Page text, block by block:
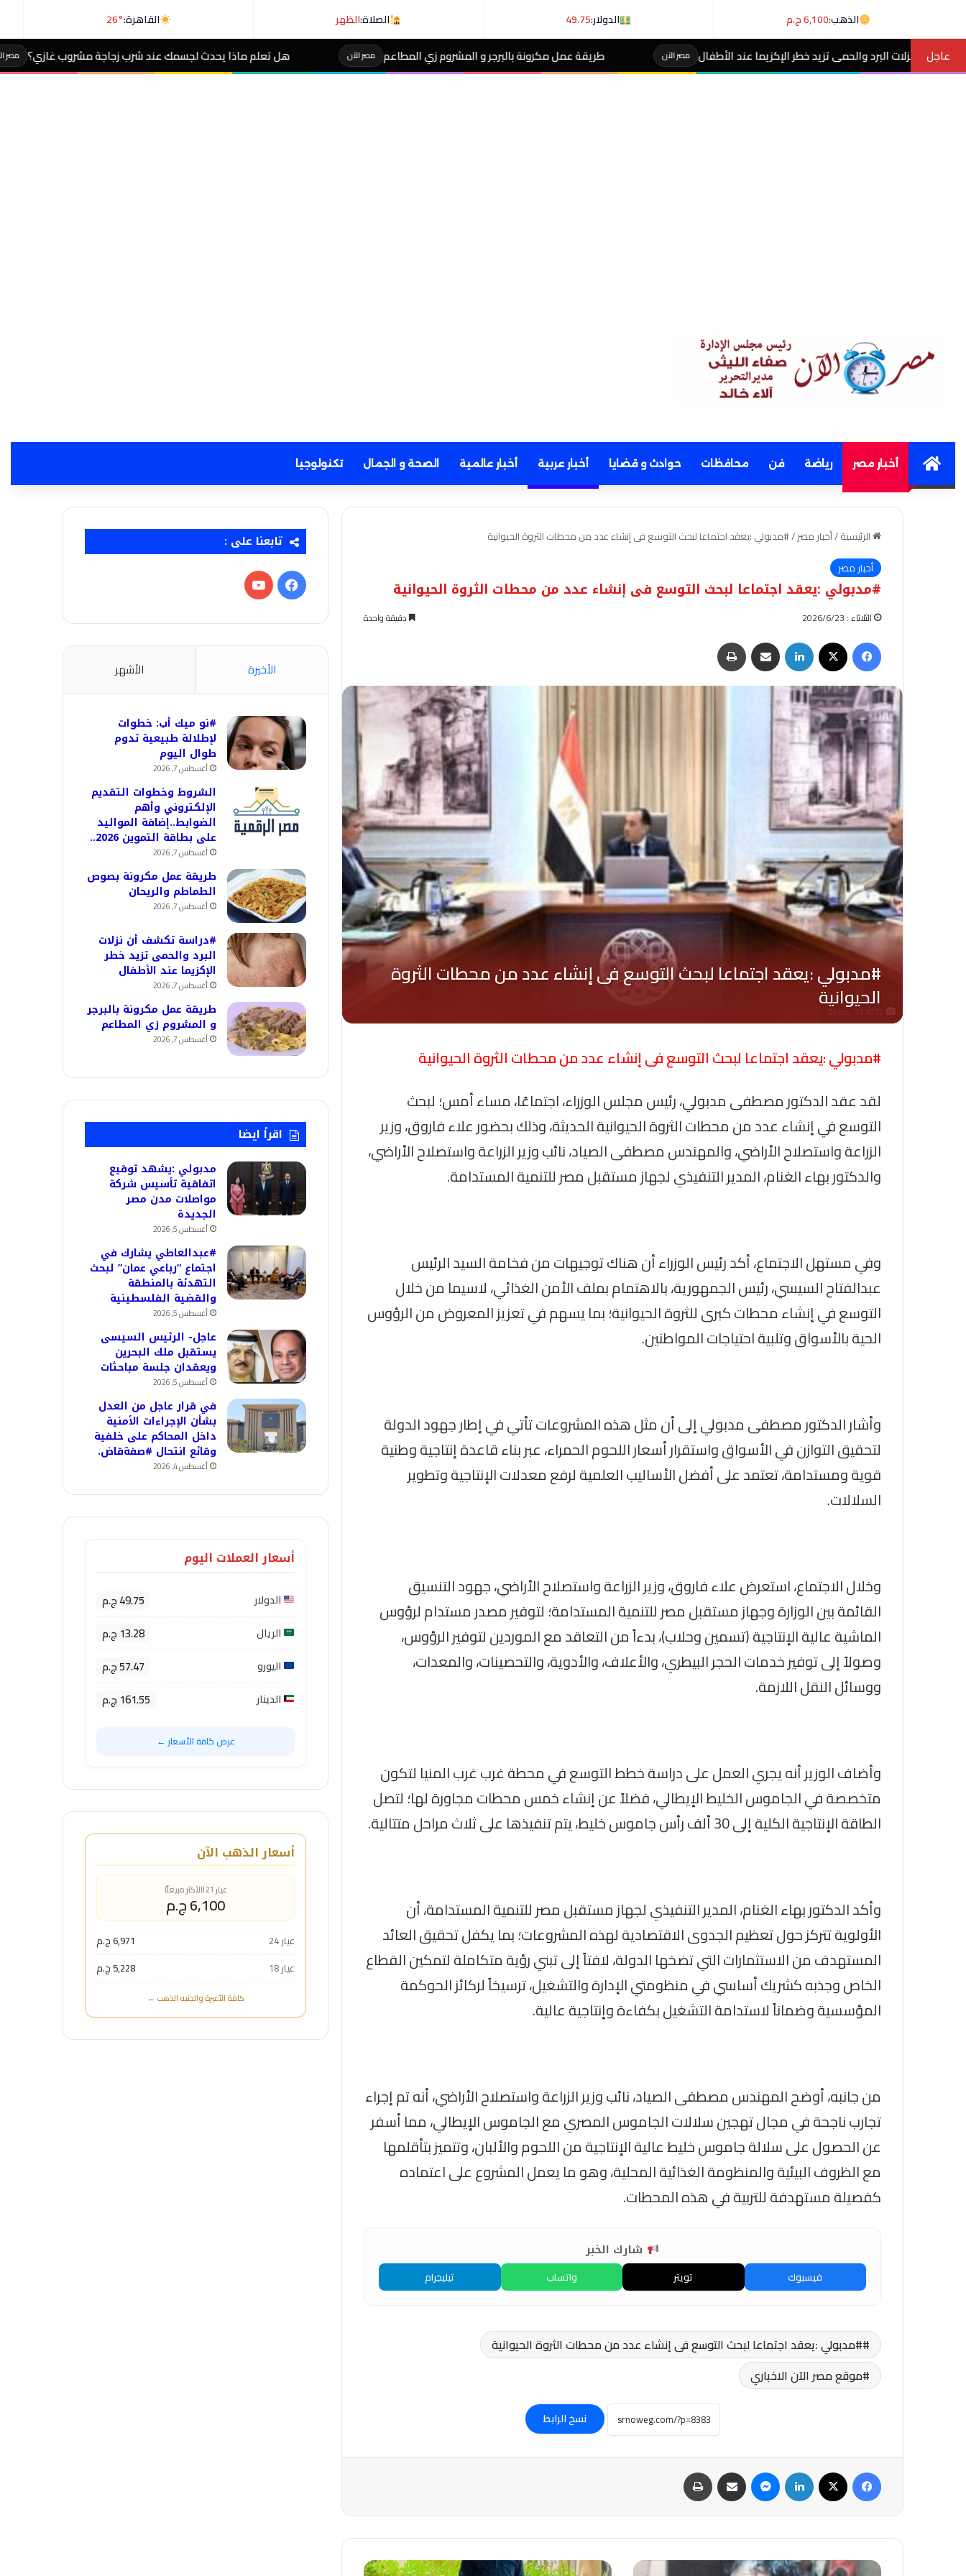
الذهب:6,100 ج.م الدولار:49.75 الصلاة:الظهر القاهرة:26°
عاجلتزيد خطر الإكزيما عند الأطفال مصر الآن طريقة عمل مكرونة بالبرجر و المشروم زي المطاعم مصر الآن هل تعلم ماذا يحدث لجسمك عند شرب زجاجة مشروب غازي؟ مصر الآن
Homeأخبار مصر رياضة فن محافظات حوادث و قضايا أخبار عربية أخبار عالمية الصحة و الجمال تكنولوجيا
الرئيسية/أخبار مصر/#مدبولي :يعقد اجتماعا لبحث التوسع فى إنشاء عدد من محطات الثروة الحيوانية
أخبار مصر
#مدبولي :يعقد اجتماعا لبحث التوسع فى إنشاء عدد من محطات الثروة الحيوانية
الثلاثاء : 2026/6/23 دقيقة واحدة
فيسبوك لينكدإن مشاركة عبر البريد
#مدبولي :يعقد اجتماعا لبحث التوسع فى إنشاء عدد من محطات الثروة الحيوانية
لقد عقد الدكتور مصطفى مدبولي، رئيس مجلس الوزراء، اجتماعًا، مساء أمس؛ لبحث
التوسع في إنشاء عدد من محطات الثروة الحيوانية الحديثة، وذلك بحضور علاء فاروق، وزير
الزراعة واستصلاح الأراضي، والمهندس مصطفى الصياد، نائب وزير الزراعة واستصلاح الأراضي،
والدكتور بهاء الغنام، المدير التنفيذي لجهاز مستقبل مصر للتنمية المستدامة.
وفي مستهل الاجتماع، أكد رئيس الوزراء أن هناك توجيهات من فخامة السيد الرئيس
عبدالفتاح السيسي، رئيس الجمهورية، بالاهتمام بملف الأمن الغذائي، لاسيما من خلال
التوسع في إنشاء محطات كبرى للثروة الحيوانية؛ بما يسهم في تعزيز المعروض من الرؤوس
الحية بالأسواق وتلبية احتياجات المواطنين.
وأشار الدكتور مصطفى مدبولي إلى أن مثل هذه المشروعات تأتي في إطار جهود الدولة
لتحقيق التوازن في الأسواق واستقرار أسعار اللحوم الحمراء، عبر بناء قاعدة إنتاجية وطنية
قوية ومستدامة، تعتمد على أفضل الأساليب العلمية لرفع معدلات الإنتاجية وتطوير
السلالات.
وخلال الاجتماع، استعرض علاء فاروق، وزير الزراعة واستصلاح الأراضي، جهود التنسيق
القائمة بين الوزارة وجهاز مستقبل مصر للتنمية المستدامة؛ لتوفير مصدر مستدام لرؤوس
الماشية عالية الإنتاجية (تسمين وحلاب)، بدءاً من التعاقد مع الموردين لتوفير الرؤوس،
وصولاً إلى توفير خدمات الحجر البيطري، والأعلاف، والأدوية، والتحصينات، والمعدات،
ووسائل النقل اللازمة.
وأضاف الوزير أنه يجري العمل على دراسة خطط التوسع في محطة غرب غرب المنيا لتكون
متخصصة في الجاموس الخليط الإيطالي، فضلاً عن إنشاء خمس محطات مجاورة لها؛ لتصل
الطاقة الإنتاجية الكلية إلى 30 ألف رأس جاموس خليط، يتم تنفيذها على ثلاث مراحل متتالية.
وأكد الدكتور بهاء الغنام، المدير التنفيذي لجهاز مستقبل مصر للتنمية المستدامة، أن
الأولوية تتركز حول تعظيم الجدوى الاقتصادية لهذه المشروعات؛ بما يكفل تحقيق العائد
المستهدف من الاستثمارات التي تضخها الدولة، لافتاً إلى تبني رؤية متكاملة لتمكين القطاع
الخاص وجذبه كشريك أساسي في منظومتي الإدارة والتشغيل، ترسيخاً لركائز الحوكمة
المؤسسية وضماناً لاستدامة التشغيل بكفاءة وإنتاجية عالية.
من جانبه، أوضح المهندس مصطفى الصياد، نائب وزير الزراعة واستصلاح الأراضي، أنه تم إجراء
تجارب ناجحة في مجال تهجين سلالات الجاموس المصري مع الجاموس الإيطالي، مما أسفر
عن الحصول على سلالة جاموس خليط عالية الإنتاجية من اللحوم والألبان، وتتميز بتأقلمها
مع الظروف البيئية والمنظومة الغذائية المحلية، وهو ما يعمل المشروع على اعتماده
كفصيلة مستهدفة للتربية في هذه المحطات.
شارك الخبر
فيسبوك تويتر واتساب تيليجرام
#مدبولي :يعقد اجتماعا لبحث التوسع فى إنشاء عدد من محطات الثروة الحيوانية
موقع مصر الآن الاخباري
نسخ الرابط
فيسبوك لينكدإن ماسنجر مشاركة عبر البريد
كشفت
دعوات
تابعنا على :
فيسبوك‫YouTube
الأخيرة الأشهر
#نو ميك أب: خطوات
لإطلالة طبيعية تدوم
طوال اليوم
أغسطس 7, 2026
الشروط وخطوات التقديم
الإلكتروني وأهم
الضوابط..إضافة المواليد
على بطاقة التموين 2026..
أغسطس 7, 2026
طريقة عمل مكرونة بصوص
الطماطم والريحان
أغسطس 7, 2026
#دراسة تكشف أن نزلات
البرد والحمى تزيد خطر
الإكزيما عند الأطفال
أغسطس 7, 2026
طريقة عمل مكرونة بالبرجر
و المشروم زي المطاعم
أغسطس 7, 2026
اقرأ ايضا
مدبولي :يشهد توقيع
اتفاقية تأسيس شركة
مواصلات مدن مصر
الجديدة
أغسطس 5, 2026
#عبدالعاطي يشارك في
اجتماع “رباعي عمان” لبحث
التهدئة بالمنطقة
والقضية الفلسطينية
أغسطس 5, 2026
عاجل- الرئيس السيسى
يستقبل ملك البحرين
ويعقدان جلسة مباحثات
أغسطس 5, 2026
في قرار عاجل من العدل
بشأن الإجراءات الأمنية
داخل المحاكم على خلفية
وقائع انتحال #صفةقاض.
أغسطس 4, 2026
أسعار العملات اليوم
الدولار 49.75 ج.م
الريال 13.28 ج.م
اليورو 57.47 ج.م
الدينار 161.55 ج.م
عرض كافة الأسعار ←
أسعار الذهب الآن
عيار 21 (الأكثر مبيعاً)
6,100 ج.م
عيار 24
6,971 ج.م
عيار 18
5,228 ج.م
كافة الأعيرة والجنيه الذهب ←